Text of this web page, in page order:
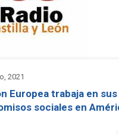
2021
Europea trabaja en sus
sociales en